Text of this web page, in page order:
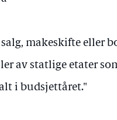
makeskifte eller
av statlige etater
i budsjettåret."